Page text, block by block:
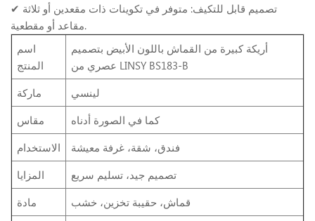
✔ تصميم قابل للتكيف: متوفر في تكوينات ذات مقعدين أو ثلاثة
مقاعد أو مقطعية.
اسم
المنتج
أريكة كبيرة من القماش باللون الأبيض بتصميم
عصري من LINSY BS183-B
ماركة
لينسي
مقاس
كما في الصورة أدناه
الاستخدام
فندق، شقة، غرفة معيشة
المزايا
تصميم جيد، تسليم سريع
مادة
قماش، حقيبة تخزين، خشب